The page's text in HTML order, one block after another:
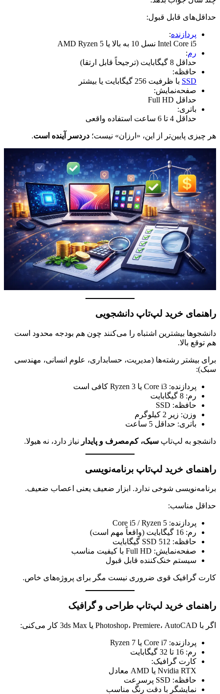
حداقل‌های قابل قبول:
پردازنده:
Intel Core i5 نسل 10 به بالا یا AMD Ryzen 5
رم:
حداقل 8 گیگابایت (ترجیحاً قابل ارتقا)
حافظه:
SSD با ظرفیت 256 گیگابایت یا بیشتر
صفحه‌نمایش:
حداقل Full HD
باتری:
حداقل 4 تا 6 ساعت استفاده واقعی
هر چیزی پایین‌تر از این، «ارزان» نیست؛ دردسر آینده است.
راهنمای خرید لپ‌تاپ دانشجویی
دانشجوها بیشترین اشتباه را می‌کنند چون هم بودجه محدود است
هم توقع بالا.
برای بیشتر رشته‌ها (مدیریت، حسابداری، علوم انسانی، مهندسی
سبک):
پردازنده: Core i3 یا Ryzen 3 کافی است
رم: 8 گیگابایت
حافظه: SSD
وزن: زیر 2 کیلوگرم
باتری: حداقل 5 ساعت
دانشجو به لپ‌تاپ سبک، کم‌مصرف و پایدار نیاز دارد، نه هیولا.
راهنمای خرید لپ‌تاپ برنامه‌نویسی
برنامه‌نویسی شوخی ندارد. ابزار ضعیف یعنی اعصاب ضعیف.
حداقل مناسب:
پردازنده: Core i5 / Ryzen 5
رم: 16 گیگابایت (واقعاً مهم است)
حافظه: SSD 512 گیگابایت
صفحه‌نمایش: Full HD با کیفیت مناسب
سیستم خنک‌کننده قابل قبول
کارت گرافیک قوی ضروری نیست مگر برای پروژه‌های خاص.
راهنمای خرید لپ‌تاپ طراحی و گرافیک
اگر با Photoshop، Premiere، AutoCAD یا 3ds Max کار می‌کنی:
پردازنده: Core i7 یا Ryzen 7
رم: 16 تا 32 گیگابایت
کارت گرافیک:
Nvidia RTX یا AMD معادل
حافظه: SSD پرسرعت
نمایشگر با دقت رنگ مناسب